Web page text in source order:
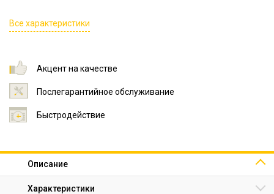
Все характеристики
Акцент на качестве
Послегарантийное обслуживание
Быстродействие
Описание
Характеристики